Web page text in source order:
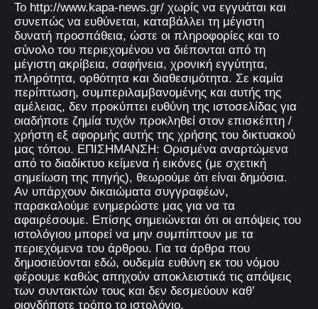
Το http://www.kapa-news.gr/ χωρίς να εγγυάται και
συνεπώς να ευθύνεται, καταβάλλει τη μέγιστη
δυνατή προσπάθεια, ώστε οι πληροφορίες και το
σύνολο του περιεχομένου να διέπονται από τη
μέγιστη ακρίβεια, σαφήνεια, χρονική εγγύτητα,
πληρότητα, ορθότητα και διαθεσιμότητα. Σε καμία
περίπτωση, συμπεριλαμβανομένης και αυτής της
αμέλειας, δεν προκύπτει ευθύνη της ιστοσελίδας για
οιαδήποτε ζημία τυχόν προκληθεί στον επισκέπτη /
χρήστη εξ αφορμής αυτής της χρήσης του δικτυακού
μας τόπου. ΕΠΙΣΗΜΑΝΣΗ: Ορισμένα αναρτώμενα
από το διαδίκτυο κείμενα ή εικόνες (με σχετική
σημείωση της πηγής), θεωρούμε ότι είναι δημόσια.
Αν υπάρχουν δικαιώματα συγγραφέων,
παρακαλούμε ενημερώστε μας για να τα
αφαιρέσουμε. Επίσης σημειώνεται ότι οι απόψεις του
ιστολόγιου μπορεί να μην συμπίπτουν με τα
περιεχόμενα του άρθρου. Για τα άρθρα που
δημοσιεύονται εδώ, ουδεμία ευθύνη εκ του νόμου
φέρουμε καθώς απηχούν αποκλειστικά τις απόψεις
των συντακτών τους και δεν δεσμεύουν καθ’
οιονδήποτε τρόπο το ιστολόγιο.